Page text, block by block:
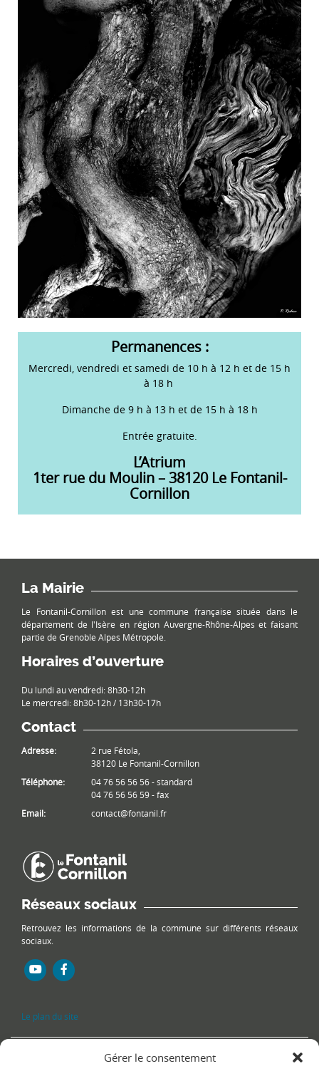
Gérer le consentement
Permanences :
Mercredi, vendredi et samedi de 10 h à 12 h et de 15 h
à 18 h
Dimanche de 9 h à 13 h et de 15 h à 18 h
Entrée gratuite.
L’Atrium
1ter rue du Moulin – 38120 Le Fontanil-
Cornillon
La Mairie
Le Fontanil-Cornillon est une commune française située dans le
département de l'Isère en région Auvergne-Rhône-Alpes et faisant
partie de Grenoble Alpes Métropole.
Horaires d’ouverture
Du lundi au vendredi: 8h30-12h
Le mercredi: 8h30-12h / 13h30-17h
Contact
Adresse:
2 rue Fétola,
38120 Le Fontanil-Cornillon
Téléphone:
04 76 56 56 56 - standard
04 76 56 56 59 - fax
Email:
contact@fontanil.fr
Réseaux sociaux
Retrouvez les informations de la commune sur différents réseaux
sociaux.
Le plan du site